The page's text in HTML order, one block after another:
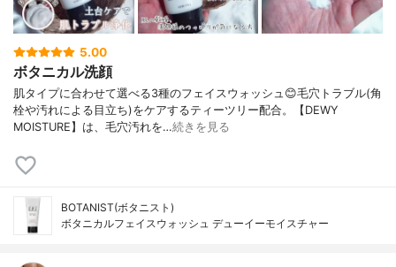
5.00
ボタニカル洗顔
肌タイプに合わせて選べる3種のフェイスウォッシュ😊毛穴トラブル(角
栓や汚れによる目立ち)をケアするティーツリー配合。【DEWY
MOISTURE】は、毛穴汚れを…続きを見る
BOTANIST(ボタニスト)
ボタニカルフェイスウォッシュ デューイーモイスチャー